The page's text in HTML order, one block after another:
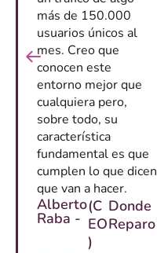
más de 150.000
usuarios únicos al
mes. Creo que
conocen este
entorno mejor que
cualquiera pero,
sobre todo, su
característica
fundamental es que
cumplen lo que dicen
que van a hacer.
Alberto
Raba -
(C
EO
)
Donde
Reparo